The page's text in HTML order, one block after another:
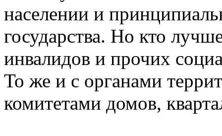
населении и
государства. Но кто
инвалидов и прочих
То же и с органами
комитетами домов,